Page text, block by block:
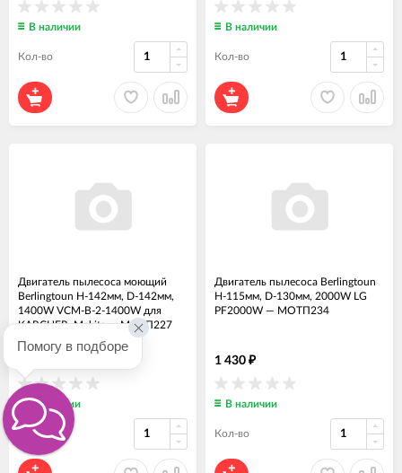
В наличии
Кол-во
В наличии
Кол-во
Двигатель пылесоса моющий
Berlingtoun H-142мм, D-142мм,
1400W VCM-B-2-1400W для
KARCHER, Makita —МОТП227
В наличии
Кол-во
Двигатель пылесоса Berlingtoun
H-115мм, D-130мм, 2000W LG
PF2000W — МОТП234
1 430 ₽
В наличии
Кол-во
Помогу в подборе